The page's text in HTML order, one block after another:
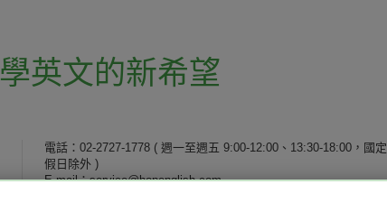
學英文的新希望
電話：02-2727-1778 ( 週一至週五 9:00-12:00、13:30-18:00，國定
假日除外 )
E-mail：service@hopenglish.com